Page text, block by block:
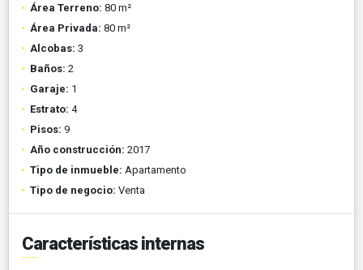
Área Terreno: 80 m²
Área Privada: 80 m²
Alcobas: 3
Baños: 2
Garaje: 1
Estrato: 4
Pisos: 9
Año construcción: 2017
Tipo de inmueble: Apartamento
Tipo de negocio: Venta
Características internas